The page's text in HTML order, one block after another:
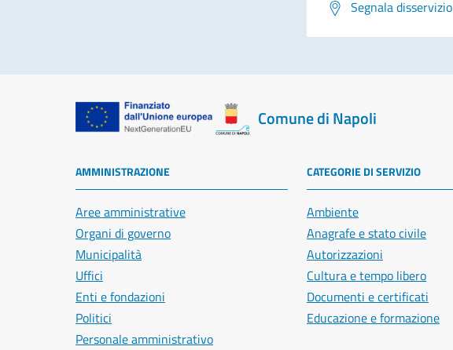
Segnala disservizio
Comune di Napoli
AMMINISTRAZIONE
Aree amministrative
Organi di governo
Municipalità
Uffici
Enti e fondazioni
Politici
Personale amministrativo
CATEGORIE DI SERVIZIO
Ambiente
Anagrafe e stato civile
Autorizzazioni
Cultura e tempo libero
Documenti e certificati
Educazione e formazione